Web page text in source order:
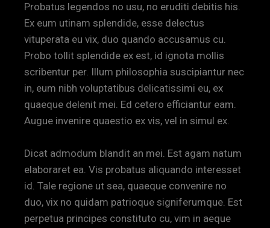
Probatus legendos no usu, no eruditi debitis his.
Ex eum utinam splendide, esse delectus
vituperata eu vix, duo quando accusamus cu.
Probo tollit splendide ex est, id ignota mollis
scribentur per. Illum philosophia suscipiantur nec
in, eum nibh voluptatibus delicatissimi eu, ex
quaeque delenit mei. Ed cetero efficiantur eam.
Augue invenire quaestio ex vis, vel in simul ex.
Dicat admodum blandit an mei. Est agam natum
elaboraret ea. Vis probatus aliquando interesset
id. Tale regione ut sea, quaeque convenire no
duo, vix no quidam patrioque signiferumque. Est
perpetua principes constituto cu, vim in aeque